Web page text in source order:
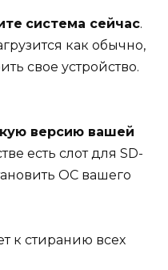
система сейчас.
как обычно,
свое устройство.
версию вашей
есть слот для SD-
ОС вашего
к стиранию всех